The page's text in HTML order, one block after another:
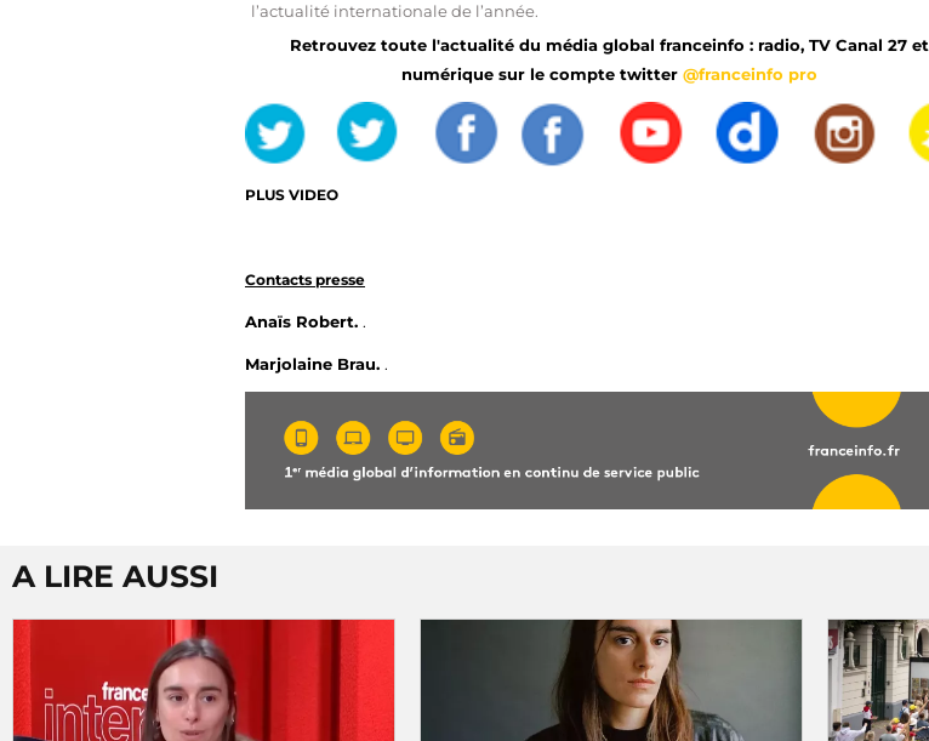
l’actualité internationale de l’année.
Retrouvez toute l'actualité du média global franceinfo : radio, TV Canal 27 et
numérique sur le compte twitter @franceinfo pro
PLUS VIDEO
Contacts presse
Anaïs Robert. .
Marjolaine Brau. .
A LIRE AUSSI